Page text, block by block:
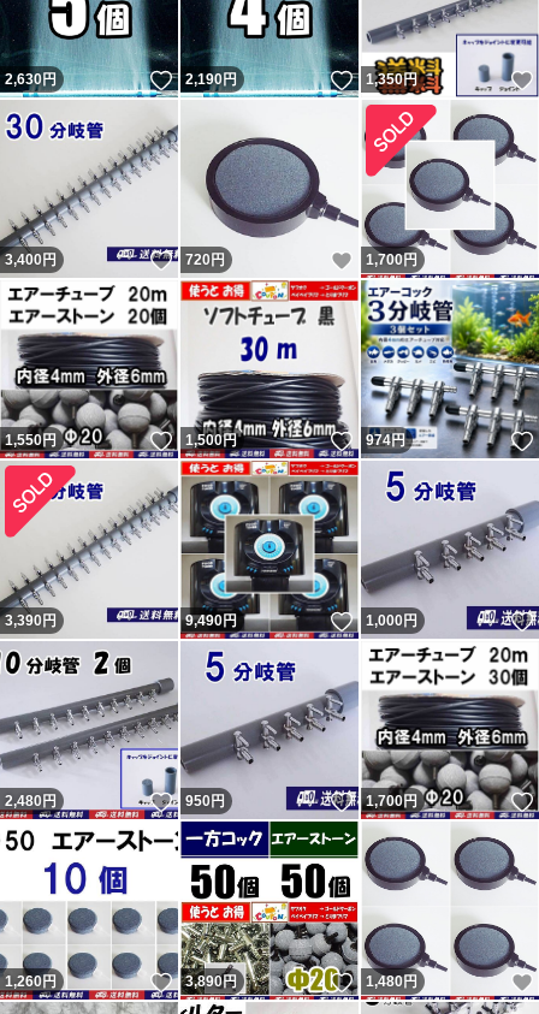
2,630円 いいね！
2,190円 いいね！
1,350円
3,400円 いいね！
720 円 いいね！
1,700円
1,550円 いいね！
1,500円 いいね！
974円
3,390円 9,490円 いいね！
1,000円
2,480円 いいね！
950円 いいね！
1,700円
1,260円 いいね！
3,890円 いいね！
1,480円